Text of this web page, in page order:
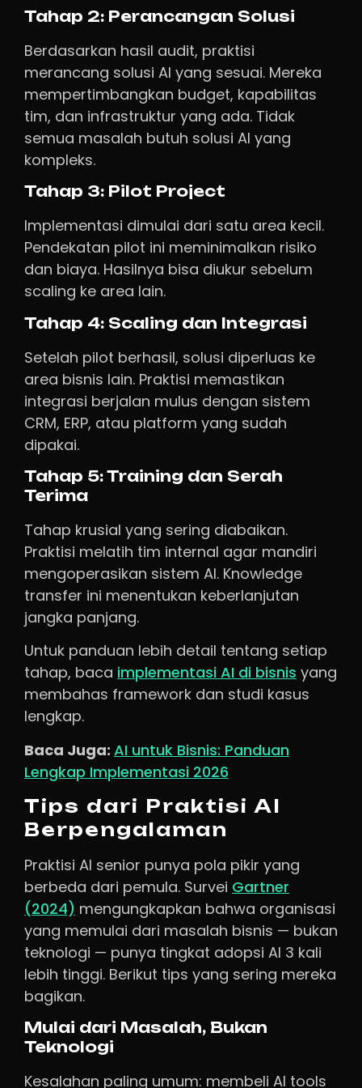
Tahap 2: Perancangan Solusi
Berdasarkan hasil audit, praktisi
merancang solusi AI yang sesuai. Mereka
mempertimbangkan budget, kapabilitas
tim, dan infrastruktur yang ada. Tidak
semua masalah butuh solusi AI yang
kompleks.
Tahap 3: Pilot Project
Implementasi dimulai dari satu area kecil.
Pendekatan pilot ini meminimalkan risiko
dan biaya. Hasilnya bisa diukur sebelum
scaling ke area lain.
Tahap 4: Scaling dan Integrasi
Setelah pilot berhasil, solusi diperluas ke
area bisnis lain. Praktisi memastikan
integrasi berjalan mulus dengan sistem
CRM, ERP, atau platform yang sudah
dipakai.
Tahap 5: Training dan Serah
Terima
Tahap krusial yang sering diabaikan.
Praktisi melatih tim internal agar mandiri
mengoperasikan sistem AI. Knowledge
transfer ini menentukan keberlanjutan
jangka panjang.
Untuk panduan lebih detail tentang setiap
tahap, baca implementasi AI di bisnis yang
membahas framework dan studi kasus
lengkap.
Baca Juga: AI untuk Bisnis: Panduan
Lengkap Implementasi 2026
Tips dari Praktisi AI
Berpengalaman
Praktisi AI senior punya pola pikir yang
berbeda dari pemula. Survei Gartner
(2024) mengungkapkan bahwa organisasi
yang memulai dari masalah bisnis — bukan
teknologi — punya tingkat adopsi AI 3 kali
lebih tinggi. Berikut tips yang sering mereka
bagikan.
Mulai dari Masalah, Bukan
Teknologi
Kesalahan paling umum: membeli AI tools